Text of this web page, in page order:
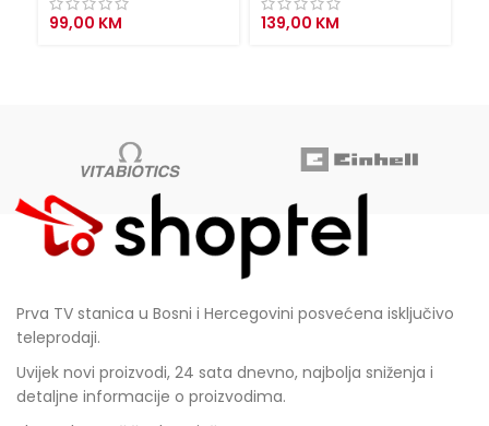
99,00 KM
139,00 KM
Prva TV stanica u Bosni i Hercegovini posvećena isključivo
teleprodaji.
Uvijek novi proizvodi, 24 sata dnevno, najbolja sniženja i
detaljne informacije o proizvodima.